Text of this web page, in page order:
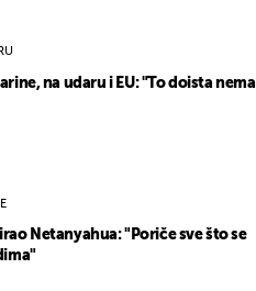
na udaru i EU: "To doista nema
Netanyahua: "Poriče sve što se